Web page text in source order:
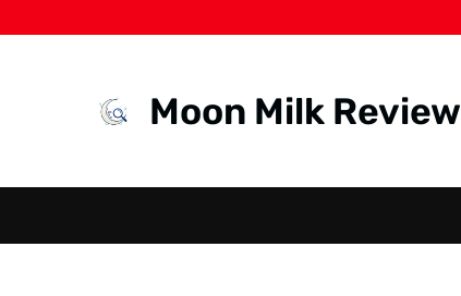
Moon Milk Review